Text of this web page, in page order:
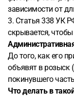
зависимости от
3. Статья 338 УК
скрывается,
До того, как его
объявят в розыск
покинувшего
Что делать в